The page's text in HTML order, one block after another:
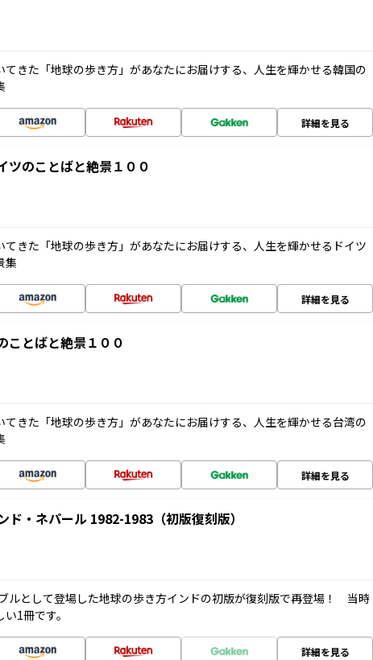
てきた「地球の歩き方」があなたにお届けする、人生を輝かせる韓国の
詳細を見る
ツのことばと絶景１００
てきた「地球の歩き方」があなたにお届けする、人生を輝かせるドイツ
集
詳細を見る
ことばと絶景１００
てきた「地球の歩き方」があなたにお届けする、人生を輝かせる台湾の
詳細を見る
ド・ネパール 1982-1983（初版復刻版）
ルとして登場した地球の歩き方インドの初版が復刻版で再登場！ 当時
1冊です。
詳細を見る